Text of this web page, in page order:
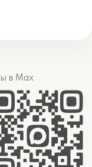
в Max